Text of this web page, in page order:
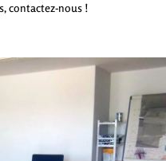
contactez-nous !